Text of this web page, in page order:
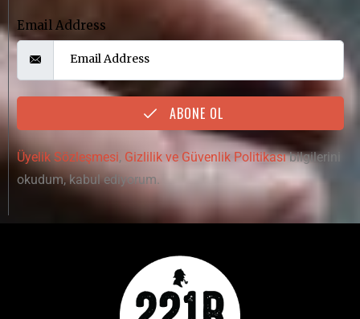
Email Address
ABONE OL
Üyelik Sözleşmesi, Gizlilik ve Güvenlik Politikasıbilgilerini
okudum, kabul ediyorum.